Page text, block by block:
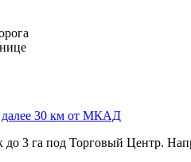
30 км от МКАД
до 3 га под Торговый Центр.